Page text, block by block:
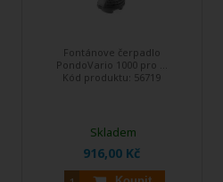
Fontánove čerpadlo
PondoVario 1000 pro ...
Kód produktu: 56719
916,00 Kč
Skladem